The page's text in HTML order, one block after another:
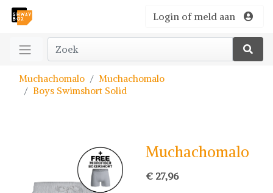
Login of meld aan
Muchachomalo
Muchachomalo
Boys Swimshort Solid
Muchachomalo
€ 27,96